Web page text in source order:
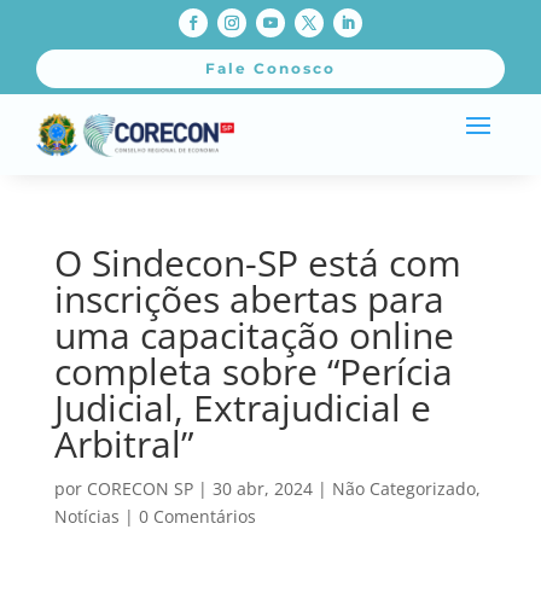
Fale Conosco
O Sindecon-SP está com
inscrições abertas para
uma capacitação online
completa sobre “Perícia
Judicial, Extrajudicial e
Arbitral”
por CORECON SP| 30 abr, 2024| Não Categorizado,
Notícias | 0 Comentários